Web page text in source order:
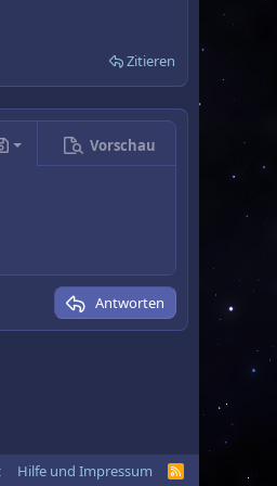
Zitieren
umschaltenVorschau
Antworten
Hilfe und Impressum
R